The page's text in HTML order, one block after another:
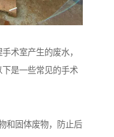
术室产生的废水，
是一些常见的手术
和固体废物，防止后